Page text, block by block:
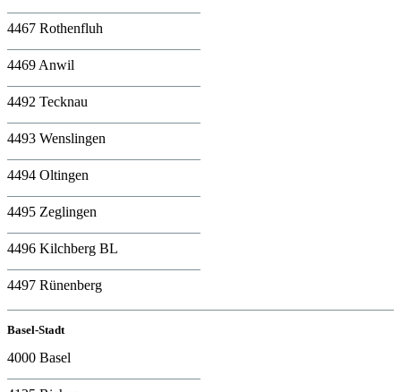
4467 Rothenfluh
4469 Anwil
4492 Tecknau
4493 Wenslingen
4494 Oltingen
4495 Zeglingen
4496 Kilchberg BL
4497 Rünenberg
Basel-Stadt
4000 Basel